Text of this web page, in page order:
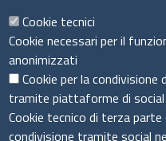
Seguici su
Sito web
Cookie tecnici
Cookie necessari per il
anonimizzati
Cookie per la
tramite piattaforme di
Cookie tecnico di terza
condivisione tramite social